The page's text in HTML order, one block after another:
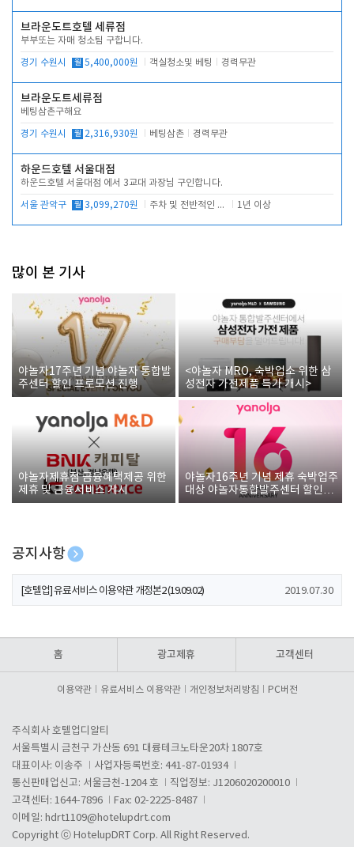
브라운도트호텔 세류점
부부또는 자매 청소팀 구합니다.
경기 수원시 월 5,400,000원 객실청소및 베팅 경력무관
브라운도트세류점
베팅삼촌구해요
경기 수원시 월 2,316,930원 베팅삼촌 경력무관
하운드호텔 서울대점
하운드호텔 서울대점 에서 3교대 과장님 구인합니다.
서울 관악구 월 3,099,270원 주차 및 전반적인 당번업무 1년 이상
많이 본 기사
야놀자17주년 기념 야놀자 통합발
주센터 할인 프로모션 진행
<야놀자 MRO, 숙박업소 위한 삼
성전자 가전제품 특가 개시>
야놀자제휴점 금융혜택제공 위한
제휴 및 금융서비스 게시
야놀자16주년 기념 제휴 숙박업주
대상 야놀자통합발주센터 할인쿠
폰 증정
공지사항
[호텔업] 개인정보 처리방침 개정본1 (19.09.02)
[호텔업] 유료서비스 이용약관 개정본2 (19.09.02) 2019.07.30
홈 광고제휴 고객센터
이용약관 유료서비스 이용약관 개인정보처리방침 PC버전
주식회사 호텔업디알티
서울특별시 금천구 가산동 691 대륭테크노타운20차 1807호
대표이사: 이송주
사업자등록번호: 441-87-01934
통신판매업신고: 서울금천-1204 호
직업정보: J1206020200010
고객센터: 1644-7896
Fax: 02-2225-8487
이메일: hdrt1109@hotelupdrt.com
Copyright ⓒ HotelupDRT Corp. All Right Reserved.